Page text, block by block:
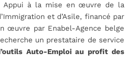
Appui à la mise en œuvre de la
et d’Asile, financé par
œuvre par Enabel-Agence belge
un prestataire de service
Auto-Emploi au profit des